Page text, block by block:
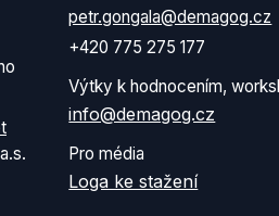
petr.gongala@demagog.cz
+420 775 275 177
Výtky k hodnocením,
info@demagog.cz
Pro média
Loga ke stažení